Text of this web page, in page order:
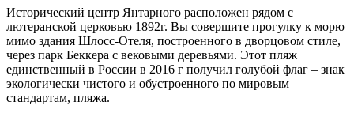
Исторический центр Янтарного расположен рядом с
лютеранской церковью 1892г. Вы совершите прогулку к морю
мимо здания Шлосс-Отеля, построенного в дворцовом стиле,
через парк Беккера с вековыми деревьями. Этот пляж
единственный в России в 2016 г получил голубой флаг – знак
экологически чистого и обустроенного по мировым
стандартам, пляжа.